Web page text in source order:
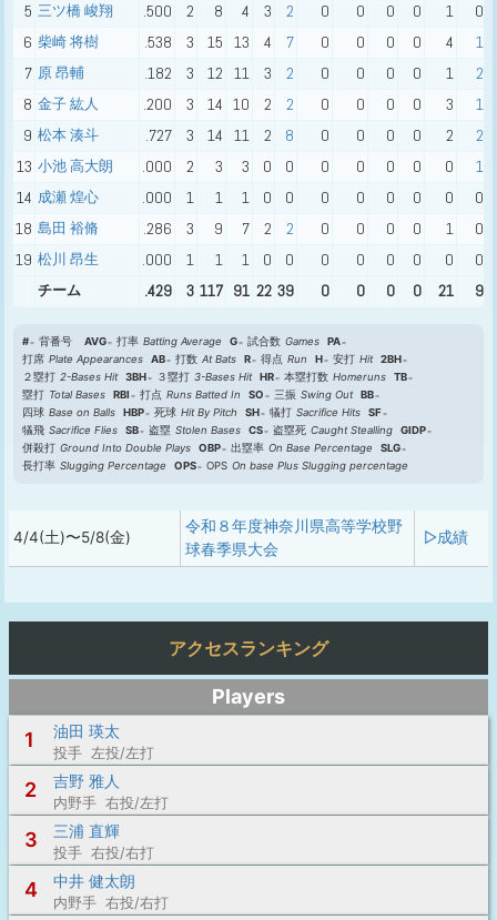
5 三ツ橋 峻翔 .500 2 8 4 3 2 0 0 0 0 1
0
6 柴崎 将樹 .538 3 15 13 4 7 0 0 0 0 4
1
7 原 昂輔 .182 3 12 11 3 2 0 0 0 0 1
2
8 金子 紘人 .200 3 14 10 2 2 0 0 0 0 3
1
9 松本 湊斗 .727 3 14 11 2 8 0 0 0 0 2
2
13 小池 高大朗 .000 2 3 3 0 0 0 0 0 0 0
1
14 成瀬 煌心 .000 1 1 1 0 0 0 0 0 0 0
0
18 島田 裕脩 .286 3 9 7 2 2 0 0 0 0 1
0
19 松川 昂生 .000 1 1 1 0 0 0 0 0 0 0 0
チーム .429 3 117 91 22 39 0 0 0 0 21 9
# 背番号 AVG 打率 Batting Average G 試合数 Games
PA
打席 Plate Appearances AB 打数 At Bats R 得点 Run H 安打 Hit
2BH
２塁打 2-Bases Hit 3BH ３塁打 3-Bases Hit HR 本塁打数 Homeruns
TB
塁打 Total Bases RBI 打点 Runs Batted In SO 三振 Swing Out
BB
四球 Base on Balls HBP 死球 Hit By Pitch SH 犠打 Sacrifice Hits
SF
犠飛 Sacrifice Flies SB 盗塁 Stolen Bases CS 盗塁死 Caught Stealling
GIDP
併殺打 Ground Into Double Plays OBP 出塁率 On Base Percentage
SLG
長打率 Slugging Percentage OPS OPS On base Plus Slugging percentage
4/4(土)〜5/8(金)
令和８年度神奈川県高等学校野
球春季県大会
▷成績
アクセスランキング
Players
1
油田 瑛太
投手 左投/左打
2 吉野 雅人
内野手 右投/左打
3 三浦 直輝
投手 右投/右打
4 中井 健太朗
内野手 右投/右打